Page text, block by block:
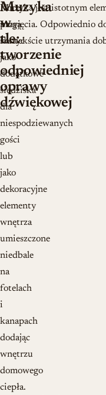
Koce
mogą
służyć
jako
dodatkowe
siedziska
dla
niespodziewanych
gości
lub
jako
dekoracyjne
elementy
wnętrza
umieszczone
niedbale
na
fotelach
i
kanapach
dodając
wnętrzu
domowego
ciepła.
Muzyka
w
tle:
tworzenie
odpowiedniej
oprawy
dźwiękowej
Muzyka jest istotnym
przyjęcia. Odpowiednio
kontekście utrzymania